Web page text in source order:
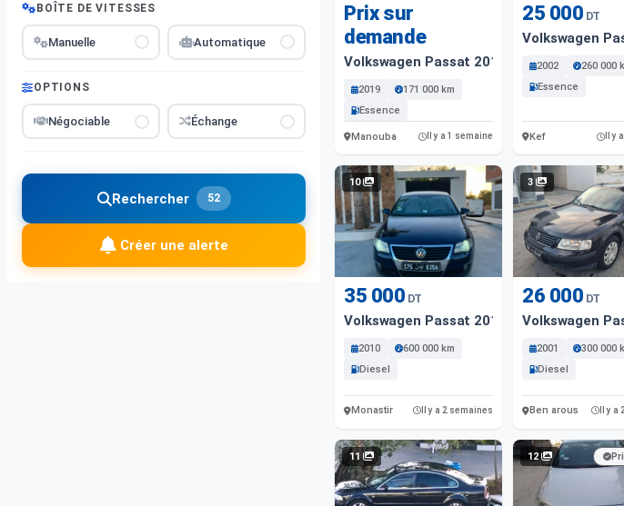
BOÎTE DE VITESSES
Manuelle Automatique
OPTIONS
Négociable Échange
Rechercher 52
Créer une alerte
Prix sur
demande
Volkswagen Passat 2019 Essence
2019
171 000 km
Essence
Manouba Il y a 1 semaine
25 000 DT
Volkswagen
2002
260 000
Essence
Kef Il y
10
35 000 DT
Volkswagen Passat 2010 Diesel
2010
600 000 km
Diesel
Monastir Il y a 2 semaines
3
26 000 DT
Volkswagen
2001
300 000
Diesel
Ben arous Il y
11 12